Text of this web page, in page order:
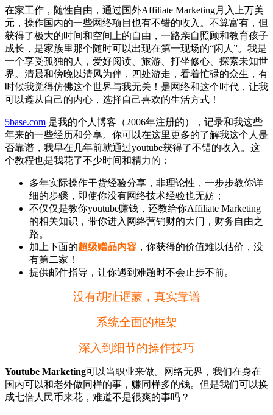
在家工作，随性自由，通过国外Affiliate Marketing月入上万美
元，操作国内的一些网络项目也有不错的收入。不算富有，但
获得了极大的时间和空间上的自由，一路亲自照顾和教育孩子
成长，是家族里那个随时可以出现在第一现场的“闲人”。我是
一个享受孤独的人，爱好阅读、旅游、打坐修心、探索未知世
界。清晨和傍晚以清风为伴，四处游走，看着忙碌的众生，有
时候我觉得仿佛这个世界与我无关！是网络和这个时代，让我
可以遵从自己的内心，选择自己喜欢的生活方式！
5base.com 是我的个人博客（2006年注册的），记录和我这些
年来的一些经历和分享。你可以在这里更多的了解我这个人是
否靠谱，我早在几年前就通过youtube获得了不错的收入。这
个教程也是我花了不少时间和精力的：
多年实际操作干货经验分享，非理论性，一步步教你详
细的步骤，即使你没有网络技术经验也无妨；
不仅仅是教你youtube赚钱，还教给你Affiliate Marketing
的相关知识，带你进入网络营销财的大门，财务自由之
路。
加上下面的超级赠品内容 ，你获得的价值难以估价，没
有第二家！
提供邮件指导，让你遇到难题时不会止步不前。
没有胡扯诓蒙，真实靠谱
系统全面的框架
深入到细节的操作技巧
Youtube Marketing可以当职业来做。网络无界，我们在身在
国内可以和老外做同样的事，赚同样多的钱。但是我们可以换
成七倍人民币来花，难道不是很爽的事吗？